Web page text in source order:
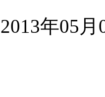
年05月